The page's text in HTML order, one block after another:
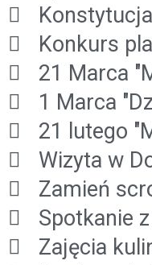
Konkurs
21 Marca
1 Marca
21 lutego
Wizyta w
Zamień
Spotkanie
Zajęcia